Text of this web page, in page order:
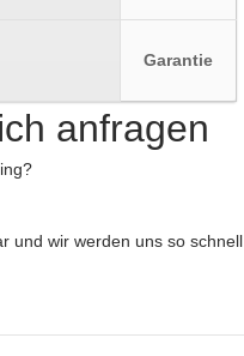
Garantie
anfragen
und wir werden uns so